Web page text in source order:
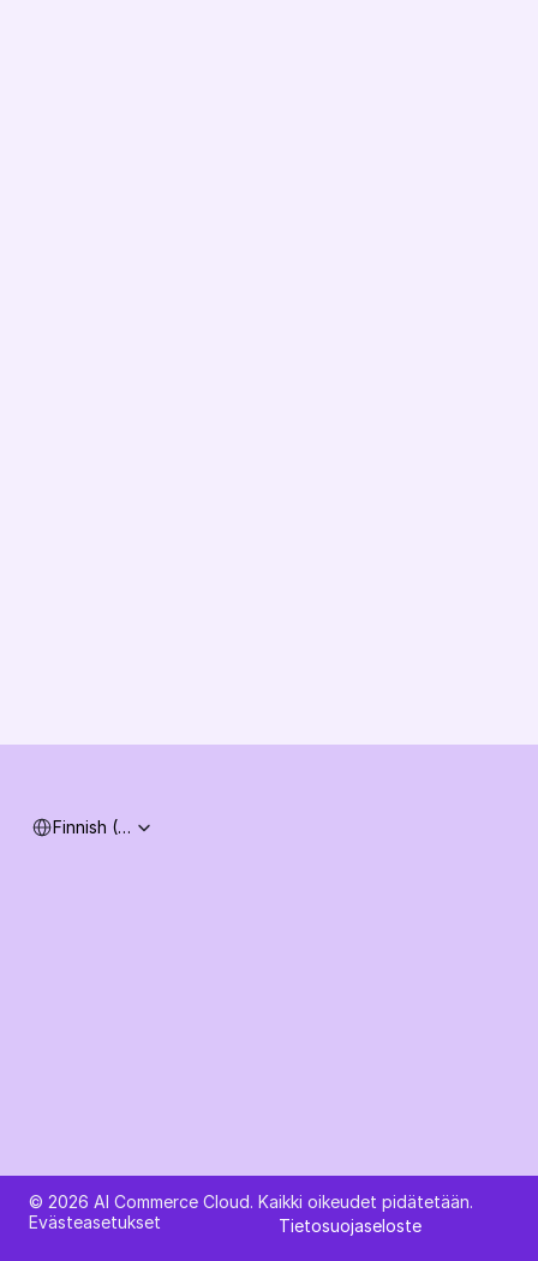
Finnish (Finland)
© 2026 AI Commerce Cloud. Kaikki oikeudet pidätetään.
Evästeasetukset
Tietosuojaseloste